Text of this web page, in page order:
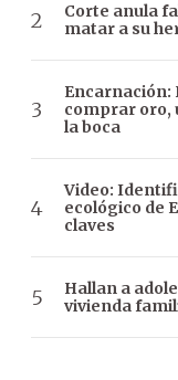
Corte anula
matar a su
Encarnación:
comprar oro,
la boca
Video:
ecológico de
claves
Hallan a
vivienda